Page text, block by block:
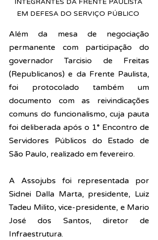
INTEGRANTES DA FRENTE PAULISTA
EM DEFESA DO SERVIÇO PÚBLICO
Além da mesa de negociação
permanente com participação do
governador Tarcisio de Freitas
(Republicanos) e da Frente Paulista,
foi protocolado também um
documento com as reivindicações
comuns do funcionalismo, cuja pauta
foi deliberada após o 1° Encontro de
Servidores Públicos do Estado de
São Paulo, realizado em fevereiro.
A Assojubs foi representada por
Sidnei Dalla Marta, presidente, Luiz
Tadeu Milito, vice-presidente, e Mario
José dos Santos, diretor de
Infraestrutura.